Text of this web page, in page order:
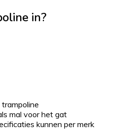
in?
mal voor het gat
kunnen per merk